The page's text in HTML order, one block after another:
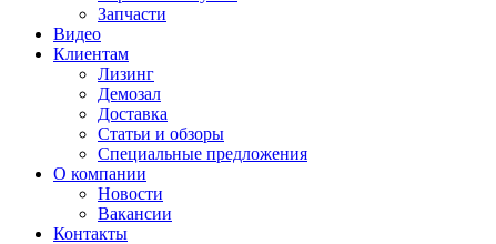
Запчасти
Видео
Клиентам
Лизинг
Демозал
Доставка
Статьи и обзоры
Специальные предложения
О компании
Новости
Вакансии
Контакты